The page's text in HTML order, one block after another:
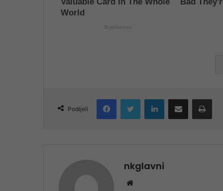
Podijeli
FacebookTwitter LinkedInShare via Email Print
nkglavni